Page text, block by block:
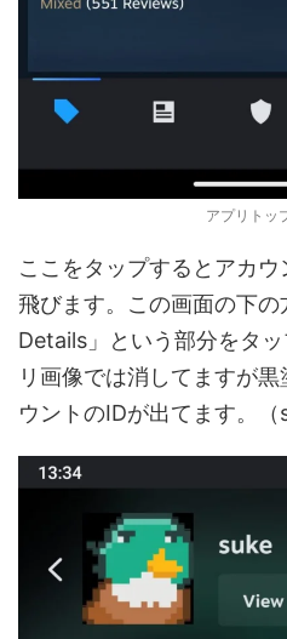
アプリトッ
ここをタップするとアカ
飛びます。この画面の下
Details」という部分をタ
リ画像では消してますが
ウントのIDが出てます。（